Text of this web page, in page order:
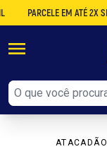
EM ATÉ 2X SEM